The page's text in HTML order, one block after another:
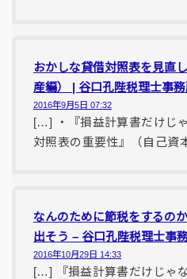
おかしな貸借対照表を見直
産編） | 谷口孔陛税理士事
2016年9月5日 07:32
[…] ・『損益計算書だけじ
対照表の重要性』（自己資
なんのために節税をするの
出そう – 谷口孔陛税理士事
2016年10月29日 14:33
[…] 『損益計算書だけじゃ